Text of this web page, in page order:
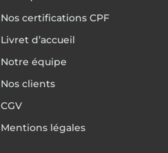
Nos certifications CPF
Livret d’accueil
Notre équipe
Nos clients
CGV
Mentions légales